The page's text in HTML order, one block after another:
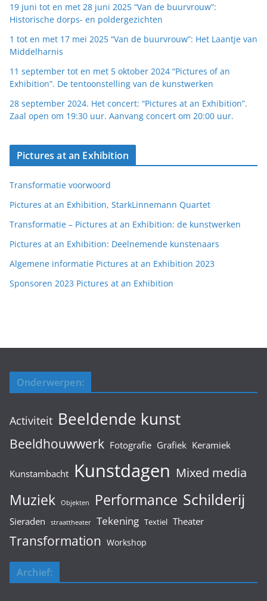
19 juni tot en met 28 juni 2025 “Van de buurvrouw”:
Historische dorps- en poldergezichten
1 tot en met 17 mei 2025 “Van de buurvrouw”: Het Laantje van
Middelharnis
11 september tot en met 5 oktober 2024 “Pictures of an
Exhibition”. De tentoonstelling van de kunstwerken
28 september 2024. Het concert: “Pictures at an Exhibition”.
Zaal open om 19:30 uur. Aanvang concert om 20:00 uur.
Pictures at an Exhibition
Transformatie voorwoord
Pictures at an Exhibition, StarkLinnemann Quartet
Transformatie – Pictures at an Exhibition: de kunstwerken
Pictures at an Exhibition: Deelnemende kunstenaars
Algemene informatie Pictures at an Exhibition 2023
Sponsoren 2023 Pictures at an Exhibition
Onderwerpen:
Activiteit Beeldende kunst
Beeldhouwwerk Fotografie Grafiek Keramiek
Kunstambacht Kunstdagen Mixed media
Muziek Objekten Performance Schilderij
Sieraden straattheater Tekening Textiel Theater
Transformation Workshop
Archief: